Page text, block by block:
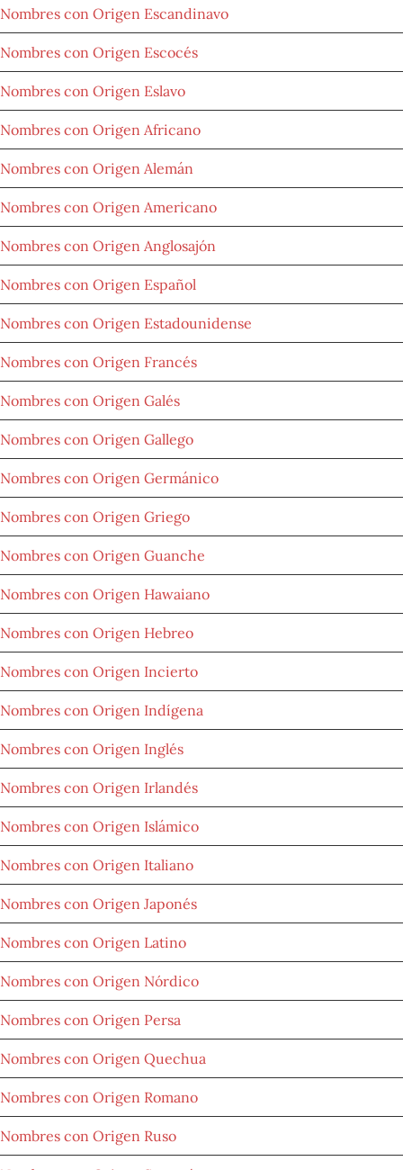
Nombres con Origen Escandinavo
Nombres con Origen Escocés
Nombres con Origen Eslavo
Nombres con Origen Africano
Nombres con Origen Alemán
Nombres con Origen Americano
Nombres con Origen Anglosajón
Nombres con Origen Español
Nombres con Origen Estadounidense
Nombres con Origen Francés
Nombres con Origen Galés
Nombres con Origen Gallego
Nombres con Origen Germánico
Nombres con Origen Griego
Nombres con Origen Guanche
Nombres con Origen Hawaiano
Nombres con Origen Hebreo
Nombres con Origen Incierto
Nombres con Origen Indígena
Nombres con Origen Inglés
Nombres con Origen Irlandés
Nombres con Origen Islámico
Nombres con Origen Italiano
Nombres con Origen Japonés
Nombres con Origen Latino
Nombres con Origen Nórdico
Nombres con Origen Persa
Nombres con Origen Quechua
Nombres con Origen Romano
Nombres con Origen Ruso